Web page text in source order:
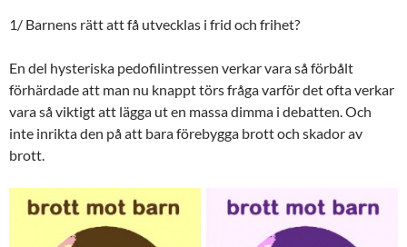
1/ Barnens rätt att få utvecklas i frid och frihet?
En del hysteriska pedofilintressen verkar vara så förbålt
förhärdade att man nu knappt törs fråga varför det ofta verkar
vara så viktigt att lägga ut en massa dimma i debatten. Och
inte inrikta den på att bara förebygga brott och skador av
brott.